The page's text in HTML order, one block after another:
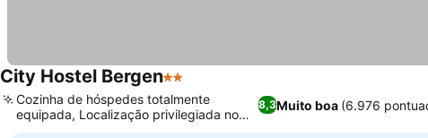
City Hostel Bergen2 Estrelas
8,3Muito boa (6.976
Cozinha de hóspedes totalmente
equipada, Localização privilegiada no
centro da cidade